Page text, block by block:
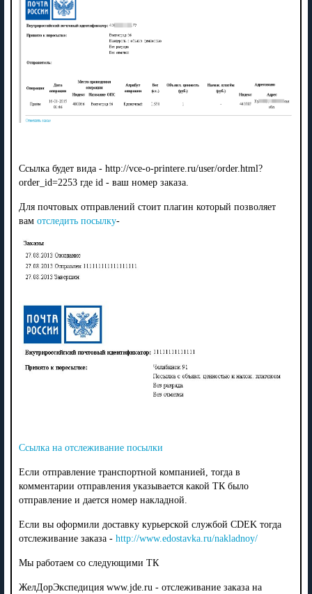
Ссылка будет вида - http://vce-o-printere.ru/user/order.html?
order_id=2253 где id - ваш номер заказа.
Для почтовых отправлений стоит плагин который позволяет
вам отследить посылку-
Ссылка на отслеживание посылки
Если отправление транспортной компанией, тогда в
комментарии отправления указывается какой ТК было
отправление и дается номер накладной.
Если вы оформили доставку курьерской службой CDEK тогда
отслеживание заказа - http://www.edostavka.ru/nakladnoy/
Мы работаем со следующими ТК
ЖелДорЭкспедиция www.jde.ru - отслеживание заказа на